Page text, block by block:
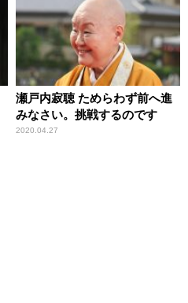
瀬戸内寂聴 ためらわず前へ進
みなさい。挑戦するのです
2020.04.27